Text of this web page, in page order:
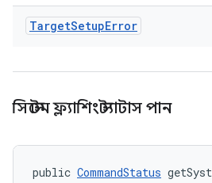
TargetSetupError
সিস্টেম ফ্ল্যাশিং স্ট্যাটাস পান
public CommandStatus